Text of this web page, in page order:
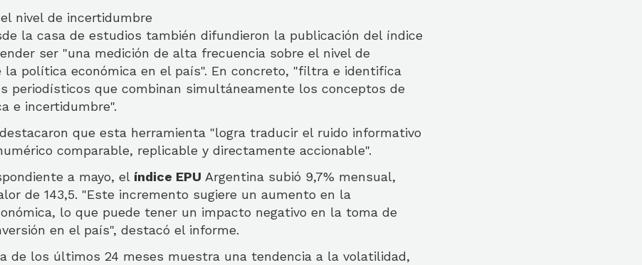
nivel de incertidumbre
la casa de estudios también difundieron la publicación del índice
ser "una medición de alta frecuencia sobre el nivel de
la política económica en el país". En concreto, "filtra e identifica
periodísticos que combinan simultáneamente los conceptos de
e incertidumbre".
que esta herramienta "logra traducir el ruido informativo
comparable, replicable y directamente accionable".
a mayo, el índice EPU Argentina subió 9,7% mensual,
de 143,5. "Este incremento sugiere un aumento en la
lo que puede tener un impacto negativo en la toma de
en el país", destacó el informe.
de los últimos 24 meses muestra una tendencia a la volatilidad,